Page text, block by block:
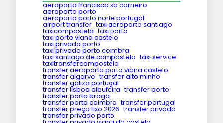
aeroporto francisco sa carneiro
aeroporto porto
aeroporto porto norte portugal
airport transfer taxi aeroporto santiago
taxicompostela taxi porto
taxi porto viana castelo
taxi privado porto
taxi privado porto coimbra
taxi santiago de compostela taxi service
taxitransfercompostela
transfer aeroporto porto viana castelo
transfer algarve transfer alto minho
transfer galiza portugal
transfer lisboa albufeira transfer porto
transfer porto braga
transfer porto coimbra transfer portugal
transfer preço fixo 2026 transfer privado
transfer privado porto